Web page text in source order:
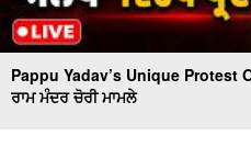
Pappu Yadav’s Unique
ਰਾਮ ਮੰਦਰ ਚੋਰੀ ਮਾਮਲੇ